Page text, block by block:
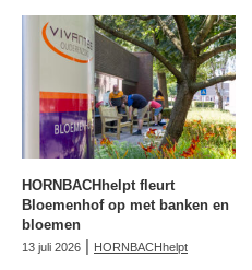
HORNBACHhelpt fleurt
Bloemenhof op met banken en
bloemen
13 juli 2026 | HORNBACHhelpt